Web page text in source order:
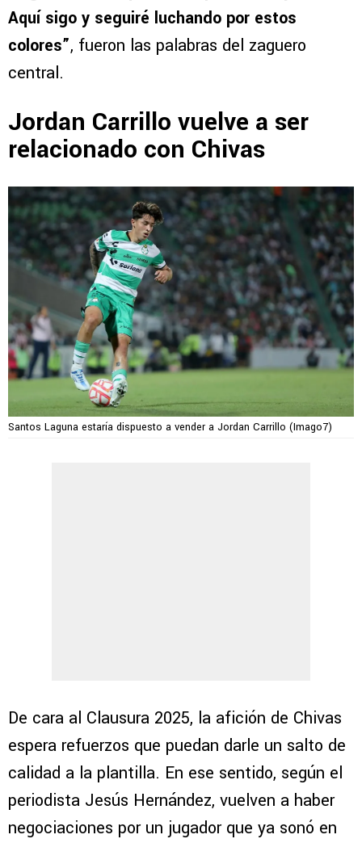
Aquí sigo y seguiré luchando por estos
colores”, fueron las palabras del zaguero
central.
Jordan Carrillo vuelve a ser
relacionado con Chivas
Santos Laguna estaría dispuesto a vender a Jordan Carrillo (Imago7)
De cara al Clausura 2025, la afición de Chivas
espera refuerzos que puedan darle un salto de
calidad a la plantilla. En ese sentido, según el
periodista Jesús Hernández, vuelven a haber
negociaciones por un jugador que ya sonó en